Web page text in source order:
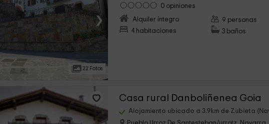
›
22 Fotos
0 opiniones
Alquiler íntegro
4 habitaciones
9 personas
3 baños
Casa rural Danboliñenea Goia
Alojamiento ubicado a 3.9km de Zubieta